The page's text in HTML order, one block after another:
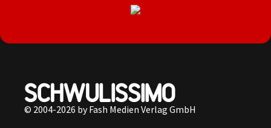
© 2004-2026 by Fash Medien Verlag GmbH